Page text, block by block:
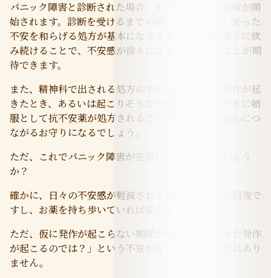
パニック障害と診断された場合、まずはお薬での治療が開
始されます。診断を受けるまでの間に強くなってしまった
不安を和らげる処方が基本になります。毎日指示通りに飲
み続けることで、不安感が徐々に落ち着いてくることが期
待できます。
また、精神科で出される処方の中には、パニック発作が起
きたとき、あるいは起こりそうな不安に襲われたときに頓
服として抗不安薬が処方されることがあります。安心につ
ながるお守りになるでしょう。
ただ、これでパニック障害が完治したといえるでしょう
か？
確かに、日々の不安感が軽減されるだけでも十分な回復で
すし、お薬を持ち歩いていれば安心できます。
ただ、仮に発作が起こらない期間が続いても、「また発作
が起こるのでは？」という不安がなくなったわけではあり
ません。